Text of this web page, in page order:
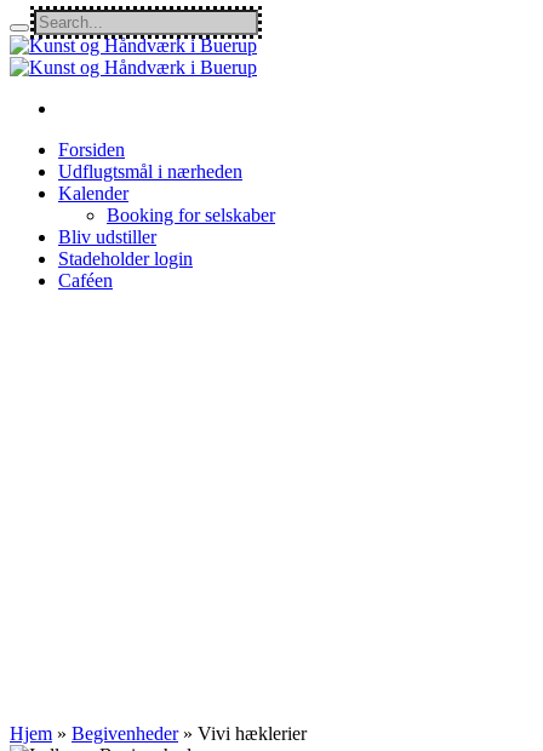
Forsiden
Udflugtsmål i nærheden
Kalender
Booking for selskaber
Bliv udstiller
Stadeholder login
Caféen
Hjem » Begivenheder» Vivi hæklerier